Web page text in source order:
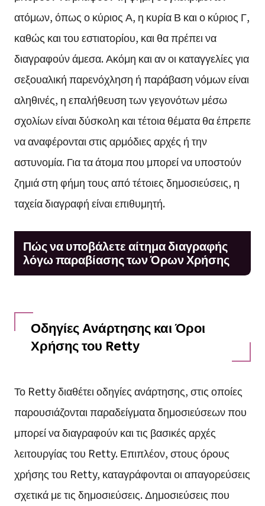
ατόμων, όπως ο κύριος Α, η κυρία Β και ο κύριος Γ,
καθώς και του εστιατορίου, και θα πρέπει να
διαγραφούν άμεσα. Ακόμη και αν οι καταγγελίες για
σεξουαλική παρενόχληση ή παράβαση νόμων είναι
αληθινές, η επαλήθευση των γεγονότων μέσω
σχολίων είναι δύσκολη και τέτοια θέματα θα έπρεπε
να αναφέρονται στις αρμόδιες αρχές ή την
αστυνομία. Για τα άτομα που μπορεί να υποστούν
ζημιά στη φήμη τους από τέτοιες δημοσιεύσεις, η
ταχεία διαγραφή είναι επιθυμητή.
Πώς να υποβάλετε αίτημα διαγραφής
λόγω παραβίασης των Όρων Χρήσης
Οδηγίες Ανάρτησης και Όροι
Χρήσης του Retty
Το Retty διαθέτει οδηγίες ανάρτησης, στις οποίες
παρουσιάζονται παραδείγματα δημοσιεύσεων που
μπορεί να διαγραφούν και τις βασικές αρχές
λειτουργίας του Retty. Επιπλέον, στους όρους
χρήσης του Retty, καταγράφονται οι απαγορεύσεις
σχετικά με τις δημοσιεύσεις. Δημοσιεύσεις που